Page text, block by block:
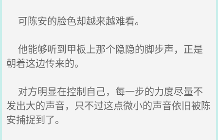
可陈安的脸色却越来越难看。
他能够听到甲板上那个隐隐的脚步声，正是
朝着这边传来的。
对方明显在控制自己，每一步的力度尽量不
发出大的声音，只不过这点微小的声音依旧被陈
安捕捉到了。